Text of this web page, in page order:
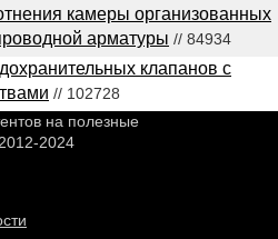
камеры организованных
арматуры // 84934
клапанов с
// 102728
на полезные
2024